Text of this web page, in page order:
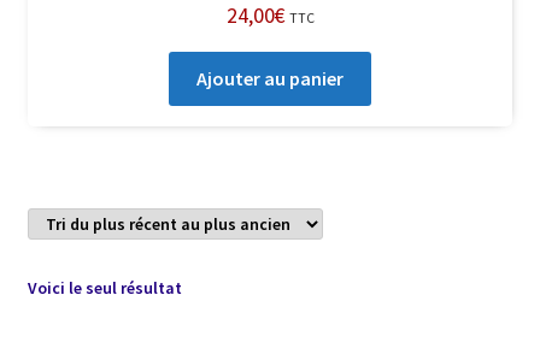
24,00€ TTC
Ajouter au panier
Voici le seul résultat